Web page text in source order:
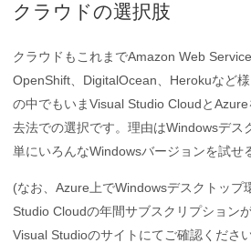
クラウドの選択肢
クラウドもこれまでAmazon Web
OpenShift、DigitalOcean、Herokuなど
の中でもいまVisual Studio Cloudと
去法での選択です。理由はWindowsデス
単にいろんなWindowsバージョンを試せ
(なお、Azure上でWindowsデスクトップ
Studio Cloudの年間サブスクリプション
Visual Studioのサイトにてご確認くださ